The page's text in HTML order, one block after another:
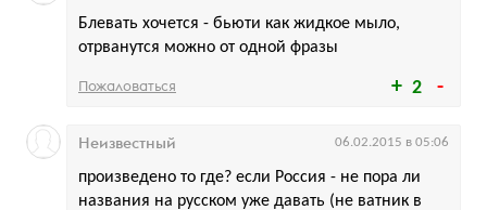
2
Блевать хочется - бьюти как жидкое мыло,
отрванутся можно от одной фразы
Пожаловаться
произведено то где? если Россия - не пора ли
названия на русском уже давать (не ватник в
Неизвестный 06.02.2015 в 05:06